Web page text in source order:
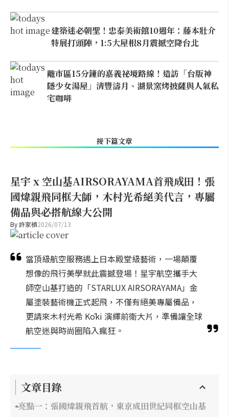
建築迷必朝聖！忠泰美術館10週年：藤本壯介
特展打頭陣，1:5大屋根8月震撼空降台北
離市區15分鐘的嘉義祕境路線！造訪「台版神
隱少女湯屋」清豐濤月、湖景窯烤披薩與人氣私
宅咖啡
接下篇文章
星宇 x 空山基AIRSORAYAMA首飛成田！張
國煒親飛同框大師，木村光希絕美代言，專屬
備品與必搭航線大公開
By許家禎2026/07/13
當頂級航空服務遇上日本殿堂級藝術，一場顛覆
想像的飛行美學就此震撼登場！星宇航空攜手大
師空山基打造的「STARLUX AIRSORAYAMA」金
屬塗裝藝術機正式起飛，不僅有絕美專屬備品，
更請來木村光希 Kōki 演繹前衛大片，準備讓全球
航空迷與時尚圈陷入瘋狂。
文章目錄
亮點一：張國煒親飛首航，東京成田世紀同框空山基